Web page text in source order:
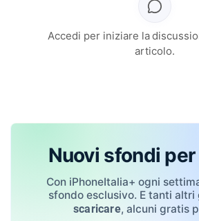
Accedi per iniziare la
articolo.
Nuovi sfondi per
Con iPhoneItalia+ ogni
sfondo esclusivo. E tanti altri
scaricare, alcuni gratis